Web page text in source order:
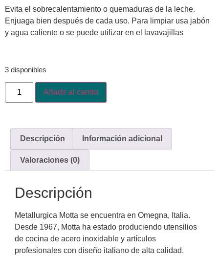
Evita el sobrecalentamiento o quemaduras de la leche.
Enjuaga bien después de cada uso. Para limpiar usa jabón
y agua caliente o se puede utilizar en el lavavajillas
3 disponibles
Añadir al carrito
Descripción Información adicional
Valoraciones (0)
Descripción
Metallurgica Motta se encuentra en Omegna, Italia.
Desde 1967, Motta ha estado produciendo utensilios
de cocina de acero inoxidable y artículos
profesionales con diseño italiano de alta calidad.